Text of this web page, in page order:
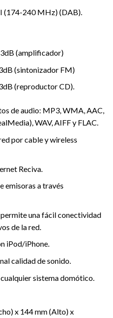
(174-240 MHz) (DAB).
(amplificador)
(sintonizador FM)
(reproductor CD).
de audio: MP3, WMA, AAC,
WAV, AIFF y FLAC.
por cable y wireless
Reciva.
emisoras a través
una fácil conectividad
de la red.
iPod/iPhone.
calidad de sonido.
sistema domótico.
x 144 mm (Alto) x